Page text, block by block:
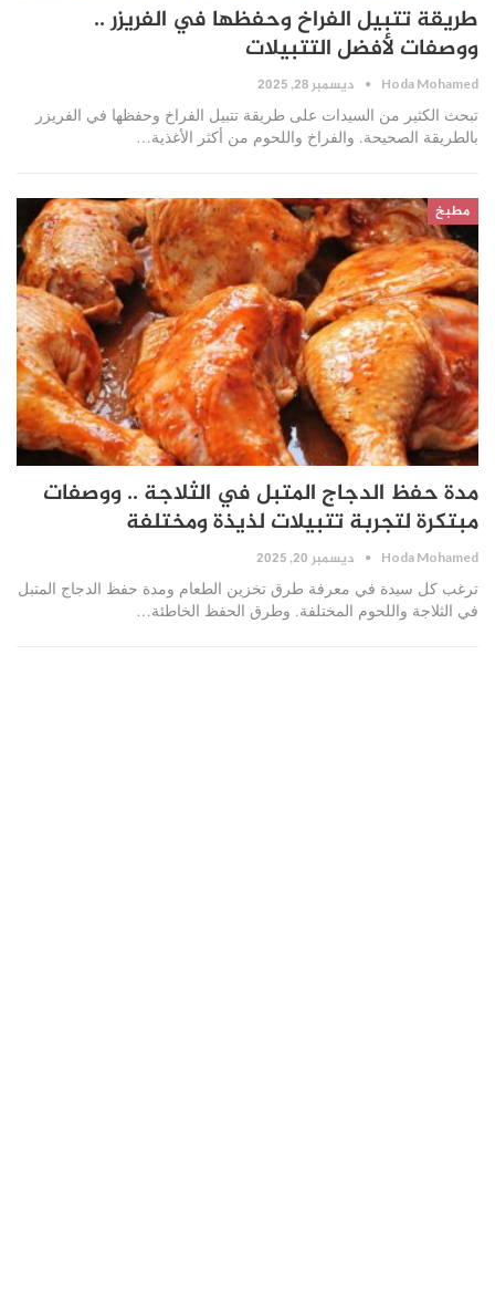
طريقة تتبيل الفراخ وحفظها في الفريزر ..
ووصفات لأفضل التتبيلات
Hoda Mohamed ديسمبر 28, 2025
تبحث الكثير من السيدات على طريقة تتبيل الفراخ وحفظها في الفريزر
بالطريقة الصحيحة. والفراخ واللحوم من أكثر الأغذية…
مطبخ
مدة حفظ الدجاج المتبل في الثلاجة .. ووصفات
مبتكرة لتجربة تتبيلات لذيذة ومختلفة
Hoda Mohamed ديسمبر 20, 2025
ترغب كل سيدة في معرفة طرق تخزين الطعام ومدة حفظ الدجاج المتبل
في الثلاجة واللحوم المختلفة. وطرق الحفظ الخاطئة…